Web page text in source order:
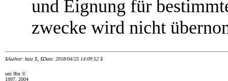
und Eignung für
zwecke wird nicht
$Author: kutz $, $Date: 2018/04/25 14:09:52 $
uni ffm ©
1997, 2004